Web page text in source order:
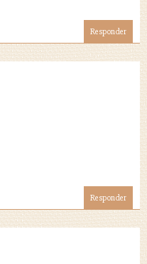
Responder
Responder